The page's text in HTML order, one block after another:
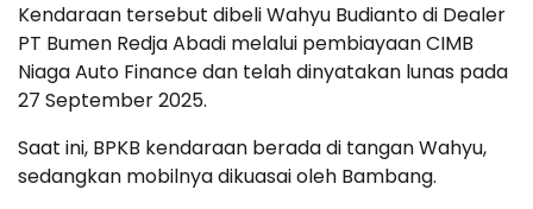
Kendaraan tersebut dibeli Wahyu Budianto di Dealer
PT Bumen Redja Abadi melalui pembiayaan CIMB
Niaga Auto Finance dan telah dinyatakan lunas pada
27 September 2025.
Saat ini, BPKB kendaraan berada di tangan Wahyu,
sedangkan mobilnya dikuasai oleh Bambang.